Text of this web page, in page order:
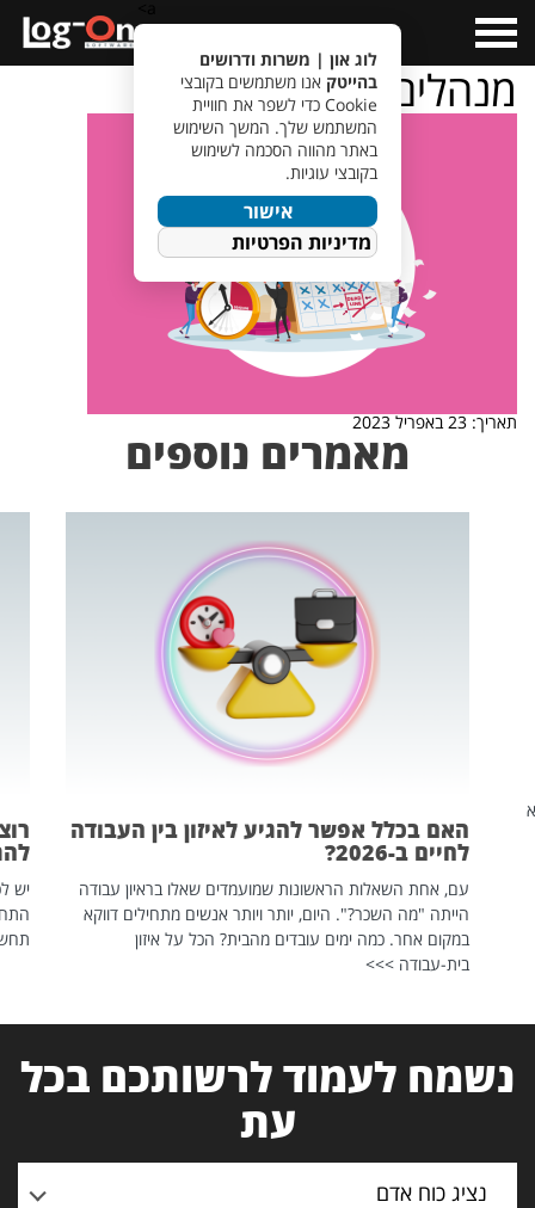
Menu
מנהלים
תאריך: 23 באפריל 2023
מאמרים נוספים
האם בכלל אפשר להגיע לאיזון בין העבודה
לחיים ב-2026?
עם, אחת השאלות הראשונות שמועמדים שאלו בראיון עבודה
הייתה "מה השכר?". היום, יותר ויותר אנשים מתחילים דווקא
במקום אחר. כמה ימים עובדים מהבית? הכל על איזון
בית-עבודה >>>
יש
נשמח לעמוד לרשותכם בכל
עת
נציג כוח אדם
לוג און | משרות ודרושים
בהייטק אנו משתמשים בקובצי
Cookie כדי לשפר את חוויית
המשתמש שלך. המשך השימוש
באתר מהווה הסכמה לשימוש
בקובצי עוגיות.
אישור
מדיניות הפרטיות